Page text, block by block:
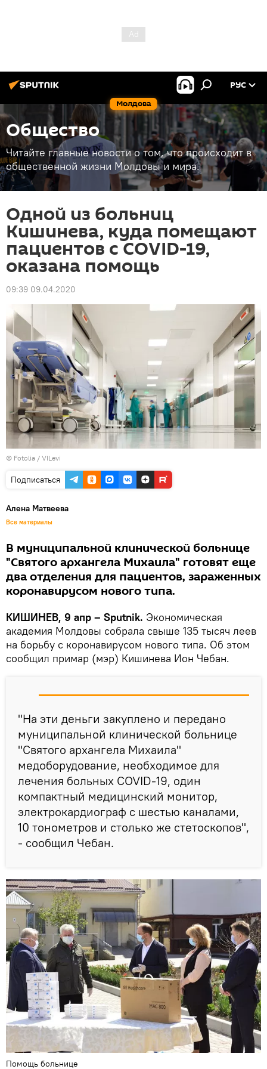
Молдова
РУС
Общество
Читайте главные новости о том, что происходит в
общественной жизни Молдовы и мира.
Одной из больниц
Кишинева, куда помещают
пациентов с COVID-19,
оказана помощь
09:39 09.04.2020
© Fotolia / VILevi
Подписаться
Алена Матвеева
Все материалы
В муниципальной клинической больнице
"Святого архангела Михаила" готовят еще
два отделения для пациентов, зараженных
коронавирусом нового типа.
КИШИНЕВ, 9 апр – Sputnik. Экономическая
академия Молдовы собрала свыше 135 тысяч леев
на борьбу с коронавирусом нового типа. Об этом
сообщил примар (мэр) Кишинева Ион Чебан.
"На эти деньги закуплено и передано
муниципальной клинической больнице
"Святого архангела Михаила"
медоборудование, необходимое для
лечения больных COVID-19, один
компактный медицинский монитор,
электрокардиограф с шестью каналами,
10 тонометров и столько же стетоскопов",
- сообщил Чебан.
Помощь больнице